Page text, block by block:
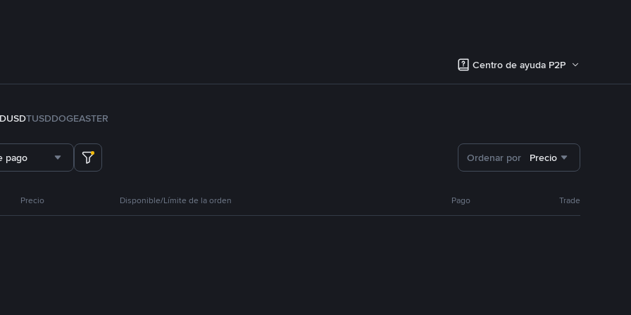
Centro de ayuda P2P
TUSDDOGEASTER
pago Ordenar por Precio
Precio Disponible/Límite de la orden Pago Trade